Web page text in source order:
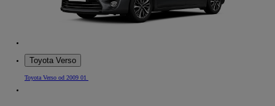
Toyota Verso
Toyota Verso od 2009 01